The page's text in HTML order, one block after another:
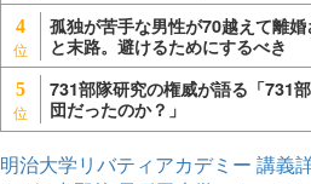
4
孤独が苦手な男性が70越えて離
と末路。避けるためにするべき
5
731部隊研究の権威が語る「731
団だったのか？」
明治大学リバティアカデミー 講義